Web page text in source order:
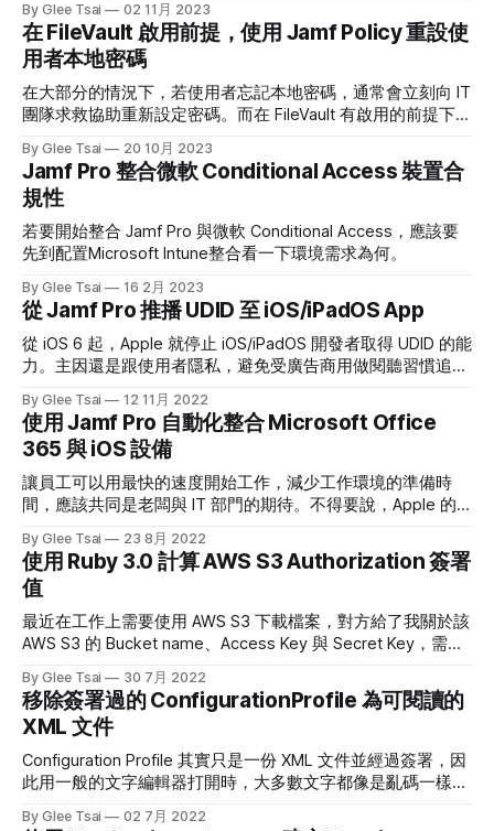
的風險。然而，要求更高等級的公司，可能會要求人員在登入
Entra ID 時必須通過兩階段驗證，而這可能就為同步密碼帶來
挑戰。 以 Jamf Connect 來說，這一套軟體可以在 Mac 設備
開箱時自動就安裝在電腦上，並且出現一個可客製化的登入視
窗給用戶登入 Entra ID。剖析這套軟體，事實上是由兩個 OIDC
授權類別完成的，一個是 Authorization Code Grant，
成 SSO，這個功能必須要搭配 MDM 才能啟用，沒辦法透過 UI
或 Script 的方式開啟。 Jamf Pro 設定方式 前往 Computers >
Configuration Profiles > Single Sign-On Extension，並將頁面
切換成 Kerberos 後，完成相關的設定。例如： * Realm 就填
入 AD 網域的名稱，應該是全大寫的
By Glee Tsai 02 11月 2023
在 FileVault 啟用前提，使用 Jamf Policy 重設使
用者本地密碼
在大部分的情況下，若使用者忘記本地密碼，通常會立刻向 IT
團隊求救協助重新設定密碼。而在 FileVault 有啟用的前提下，
Recovery Key 給使用者 2. 在使用者的電腦上登入另一個管理
員帳號，並重設使用者密碼 3. 使用 Jamf Policy 重設使用者密
碼 以上三種選項，最方便的就是提供 FileVault Recovery
Key，但對於某些環境比較嚴格的公司來說，提供 Recovery
Key 給到使用者可能不是最佳解，原因是： 1. 比較嚴格的公司
可能同時會設定 recoveryOS Password，因此必須連同這道
密碼一併給出。這會增加資安上的考量。 2. 另一方面，比較
嚴格的公司可能只會給一般使用者的權限，當使用者能利用
FileVault Recovery Key 重設自己的密碼，也有可能拿這個
By Glee Tsai 20 10月 2023
Jamf Pro 整合微軟 Conditional Access 裝置合
規性
若要開始整合 Jamf Pro 與微軟 Conditional Access，應該要
先到配置Microsoft Intune整合看一下環境需求為何。
By Glee Tsai 16 2月 2023
從 Jamf Pro 推播 UDID 至 iOS/iPadOS App
從 iOS 6 起，Apple 就停止 iOS/iPadOS 開發者取得 UDID 的能
力。主因還是跟使用者隱私，避免受廣告商用做閱聽習慣追
在許多層面上也失去了識別方便性。
By Glee Tsai 12 11月 2022
使用 Jamf Pro 自動化整合 Microsoft Office
365 與 iOS 設備
讓員工可以用最快的速度開始工作，減少工作環境的準備時
間，應該共同是老闆與 IT 部門的期待。不得要說，Apple 的
設備不是由公司發的，都能透過 MDM…
By Glee Tsai 23 8月 2022
使用 Ruby 3.0 計算 AWS S3 Authorization 簽署
值
最近在工作上需要使用 AWS S3 下載檔案，對方給了我關於該
AWS S3 的 Bucket name、Access Key 與 Secret Key，需要
看出來，為了要計算簽署值，需要先準備簽署的本體，本體裡
面有一段 CanonicalizedResource，他的格式如下 [ "/" +
Bucket ] + <HTTP-Request-URI, from the protocol name up
to the query string> + [ subresource, if present. For
example "
By Glee Tsai 30 7月 2022
移除簽署過的 ConfigurationProfile 為可閱讀的
XML 文件
Configuration Profile 其實只是一份 XML 文件並經過簽署，因
此用一般的文字編輯器打開時，大多數文字都像是亂碼一樣無
子，因為會經過 Jamf Built-in CA 簽署。 要把 Configuration
By Glee Tsai 02 7月 2022